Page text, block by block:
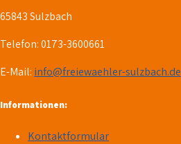
65843 Sulzbach
Telefon: 0173-3600661
E-Mail: info@freiewaehler-sulzbach.de
Informationen:
Kontaktformular